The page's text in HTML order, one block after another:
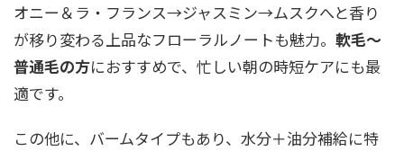
オニー＆ラ・フランス→ジャスミン→ムスクへと香り
が移り変わる上品なフローラルノートも魅力。 軟毛〜
普通毛の方におすすめで、忙しい朝の時短ケアにも最
適です。
この他に、バームタイプもあり、水分＋油分補給に特